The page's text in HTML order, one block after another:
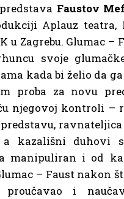
Faustov
Aplauz teatra,
u Zagrebu. Glumac –
svoje
kada bi želio da ga
proba za novu
njegovoj kontroli –
kazališni duhovi
manipuliran i od
– Faust nakon
i